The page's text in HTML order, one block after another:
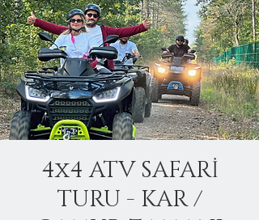
4x4 ATV SAFARİ
TURU - KAR /